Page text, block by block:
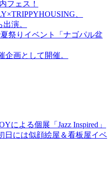
フェス！
、
演。
祭りイベント「ナゴパル盆
企画として開催。
による個展「Jazz Inspired」
日には似顔絵屋＆看板屋イベ